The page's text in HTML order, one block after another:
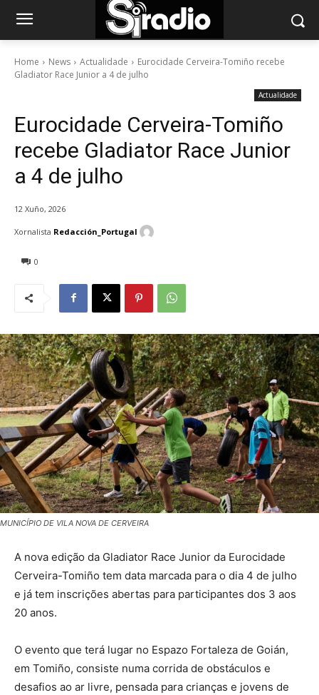
Home News Actualidade
Eurocidade Cerveira-Tomiño recebe
Gladiator Race Junior a 4 de julho
Actualidade
Eurocidade Cerveira-Tomiño
recebe Gladiator Race Junior
a 4 de julho
12 Xuño, 2026
0
Xornalista Redacción_Portugal
MUNICÍPIO DE VILA NOVA DE CERVEIRA
A nova edição da Gladiator Race Junior da Eurocidade
Cerveira-Tomiño tem data marcada para o dia 4 de julho
e já tem inscrições abertas para participantes dos 3 aos
20 anos.
O evento que terá lugar no Espazo Fortaleza de Goián,
em Tomiño, consiste numa corrida de obstáculos e
desafios ao ar livre, pensada para crianças e jovens de